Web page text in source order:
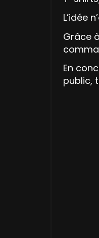
L’idée
Grâce
En
public,